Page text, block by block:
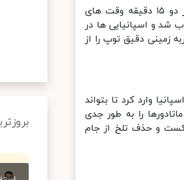
در حالی که تماشاگران و علاقمندان به فوتبال تصور می کردند باید منتظر دو ۱۵ دقیقه وقت های
شد و اسپانیایی ها در
دقیق توپ را از
وارد کرد تا بتواند
را به طور جدی
و حذف تلخ از جام